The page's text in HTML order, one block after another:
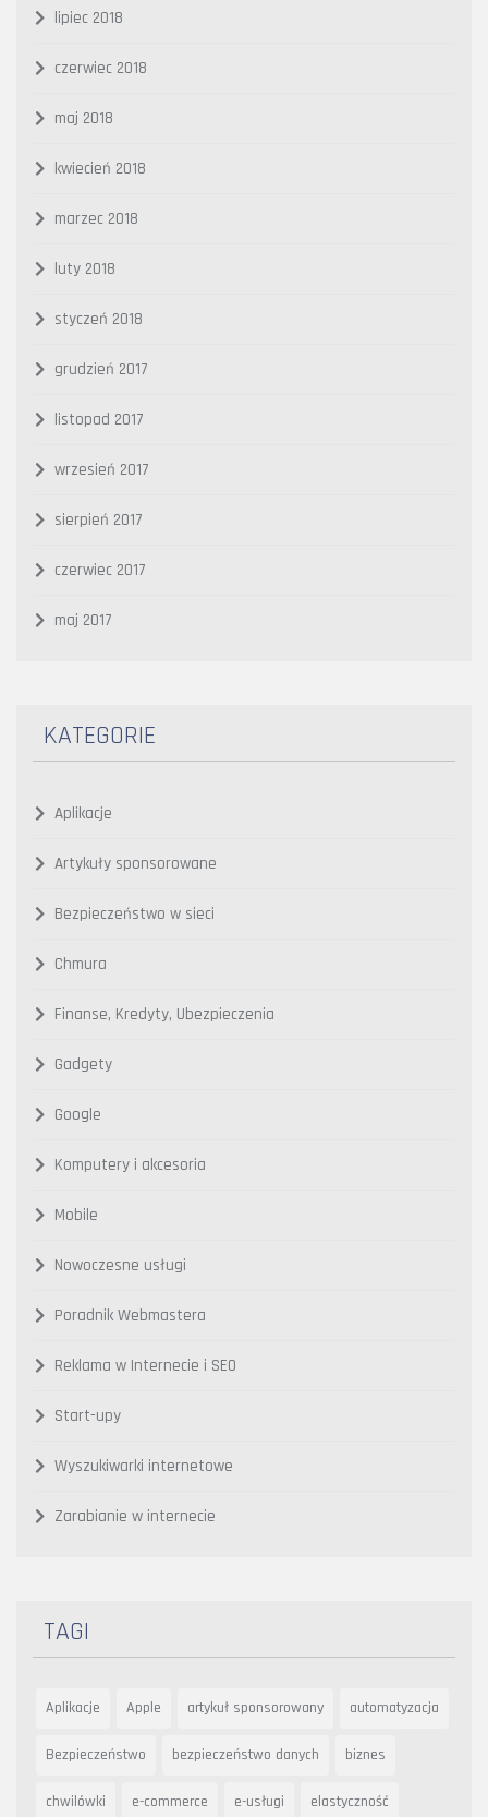
lipiec 2018
czerwiec 2018
maj 2018
kwiecień 2018
marzec 2018
luty 2018
styczeń 2018
grudzień 2017
listopad 2017
wrzesień 2017
sierpień 2017
czerwiec 2017
maj 2017
KATEGORIE
Aplikacje
Artykuły sponsorowane
Bezpieczeństwo w sieci
Chmura
Finanse, Kredyty, Ubezpieczenia
Gadgety
Google
Komputery i akcesoria
Mobile
Nowoczesne usługi
Poradnik Webmastera
Reklama w Internecie i SEO
Start-upy
Wyszukiwarki internetowe
Zarabianie w internecie
TAGI
Aplikacje Apple artykuł sponsorowany automatyzacja
Bezpieczeństwo bezpieczeństwo danych biznes
chwilówki e-commerce e-usługi elastyczność